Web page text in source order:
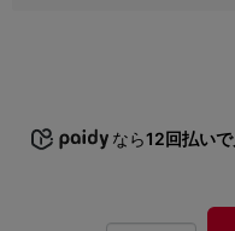
なら12回払い
OS